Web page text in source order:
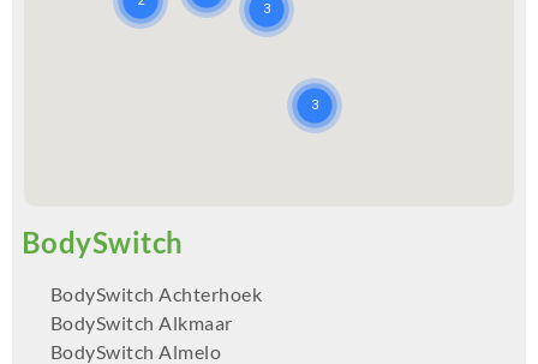
BodySwitch Achterhoek
BodySwitch Alkmaar
BodySwitch Almelo